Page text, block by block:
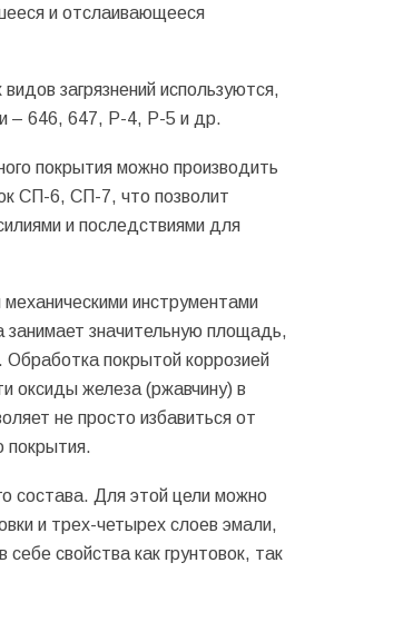
и отслаивающееся
загрязнений используются,
– 646, 647, Р-4, Р-5 и др.
покрытия можно производить
СП-6, СП-7, что позволит
и последствиями для
инструментами
значительную площадь,
. Обработка покрытой коррозией
оксиды железа (ржавчину) в
не просто избавиться от
покрытия.
состава. Для этой цели можно
и трех-четырех слоев эмали,
свойства как грунтовок, так